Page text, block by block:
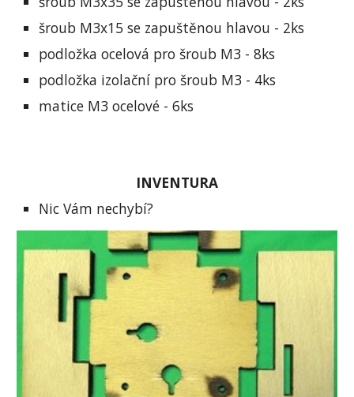
šroub M3x15 se zapuštěnou hlavou - 2ks
podložka ocelová pro šroub M3 - 8ks
podložka izolační pro šroub M3 - 4ks
matice M3 ocelové - 6ks
INVENTURA
Nic Vám nechybí?